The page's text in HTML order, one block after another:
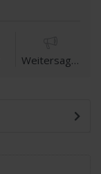
Weitersagen